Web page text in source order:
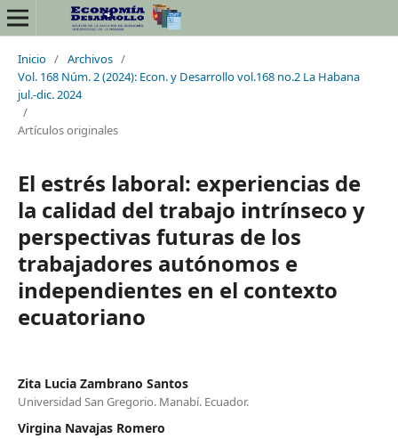
Inicio / Archivos /
Vol. 168 Núm. 2 (2024): Econ. y Desarrollo vol.168 no.2 La Habana
jul.-dic. 2024
/
Artículos originales
El estrés laboral: experiencias de
la calidad del trabajo intrínseco y
perspectivas futuras de los
trabajadores autónomos e
independientes en el contexto
ecuatoriano
Zita Lucia Zambrano Santos
Universidad San Gregorio. Manabí. Ecuador.
Virgina Navajas Romero